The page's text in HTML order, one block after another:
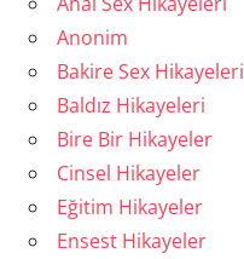
Anonim
Bakire Sex Hikayeleri
Baldız Hikayeleri
Bire Bir Hikayeler
Cinsel Hikayeler
Eğitim Hikayeler
Ensest Hikayeler